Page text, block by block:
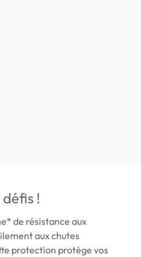
!
de résistance aux
aux chutes
protection protège vos